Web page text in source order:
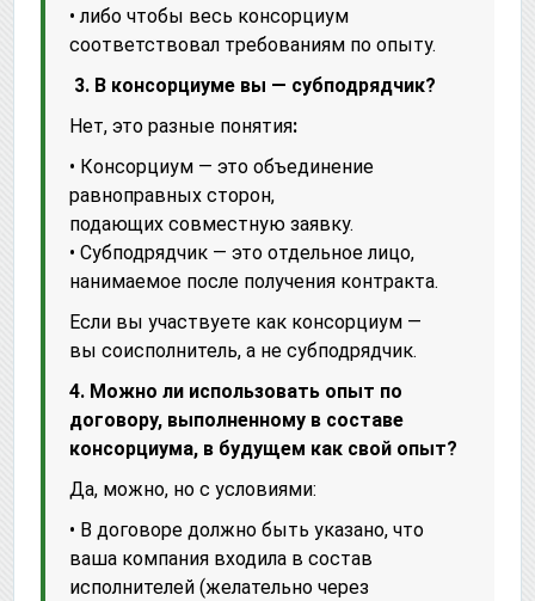
• либо чтобы весь консорциум
соответствовал требованиям по опыту.
3. В консорциуме вы — субподрядчик?
Нет, это разные понятия:
• Консорциум — это объединение
равноправных сторон,
подающих совместную заявку.
• Субподрядчик — это отдельное лицо,
нанимаемое после получения контракта.
Если вы участвуете как консорциум —
вы соисполнитель, а не субподрядчик.
4. Можно ли использовать опыт по
договору, выполненному в составе
консорциума, в будущем как свой опыт?
Да, можно, но с условиями:
• В договоре должно быть указано, что
ваша компания входила в состав
исполнителей (желательно через